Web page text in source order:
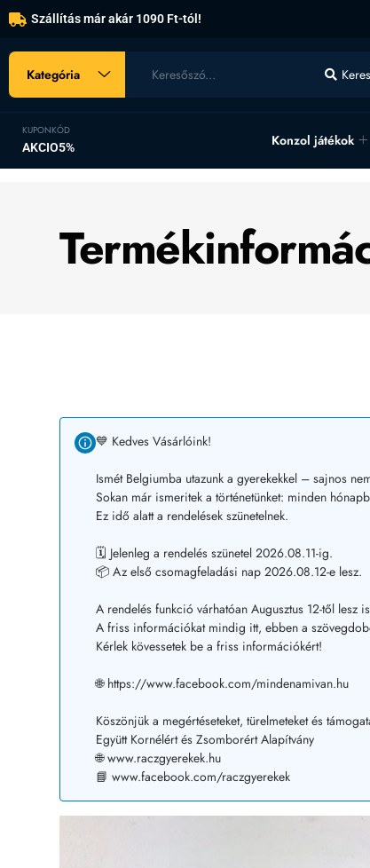
Szállítás már akár 1090 Ft-tól!
Kategória
KUPONKÓD
AKCIO5% Konzol játékok
💙 Kedves Vásárlóink!
Ismét Belgiumba utazunk a gyerekekkel – sajnos
Sokan már ismeritek a történetünket: minden
Ez idő alatt a rendelések szünetelnek.
🗓️ Jelenleg a rendelés szünetel 2026.08.11-ig.
📦 Az első csomagfeladási nap 2026.08.12-e lesz.
A rendelés funkció várhatóan Augusztus 12-től lesz
A friss információkat mindig itt, ebben a
Kérlek kövessetek be a friss információkért!
🌐 https://www.facebook.com/mindenamivan.hu
Köszönjük a megértéseteket, türelmeteket és
Együtt Kornélért és Zsomborért Alapítvány
🌐 www.raczgyerekek.hu
📘 www.facebook.com/raczgyerekek